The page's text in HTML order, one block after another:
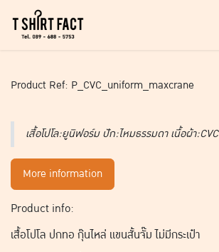
Skip to Content
Product Ref: P_CVC_uniform_maxcrane
เสื้อโปโล:ยูนิฟอร์ม ปัก:ไหมธรรมดา เนื้อผ้า:CVC
More information
Product info:
เสื้อโปโล ปกทอ กุ๊นไหล่ แขนสั้นจั๊ม ไม่มีกระเป๋า